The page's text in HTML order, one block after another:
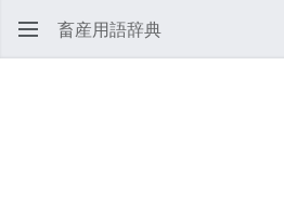
畜産用語辞典